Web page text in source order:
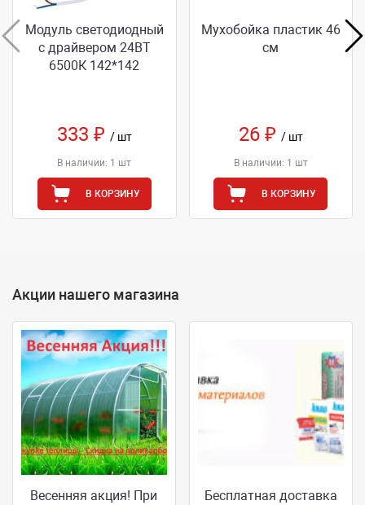
Модуль светодиодный
с драйвером 24ВТ
6500К 142*142
333 ₽ / шт
В наличии: 1 шт
В КОРЗИНУ
Мухобойка пластик 46
см
26 ₽ / шт
В наличии: 1 шт
В КОРЗИНУ
Акции нашего магазина
Весенняя акция! При
Бесплатная доставка